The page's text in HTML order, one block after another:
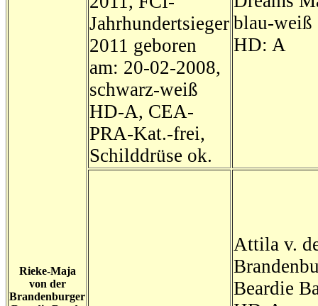
Rieke-Maja
von der
Brandenburger
Jahrhundertsieger
2011 geboren
am: 20-02-2008,
schwarz-weiß
HD-A, CEA-
PRA-Kat.-frei,
Schilddrüse ok.
blau-weiß
HD: A
Attila v.
Beardie